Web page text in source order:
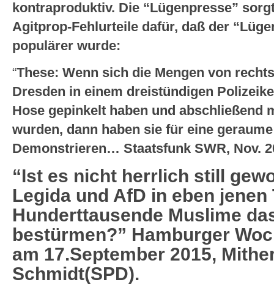
kontraproduktiv. Die “Lügenpresse”
Agitprop-Fehlurteile dafür, daß der
populärer wurde:
“These: Wenn sich die Mengen von
Dresden in einem dreistündigen
Hose gepinkelt haben und abschließend
wurden, dann haben sie für eine
Demonstrieren… Staatsfunk SWR, Nov.
“Ist es nicht herrlich still
Legida und AfD in eben jenen
Hunderttausende Muslime
bestürmen?” Hamburger
am 17.September 2015,
Schmidt(SPD).